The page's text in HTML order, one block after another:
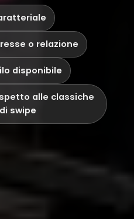
o relazione
disponibile
alle classiche
swipe